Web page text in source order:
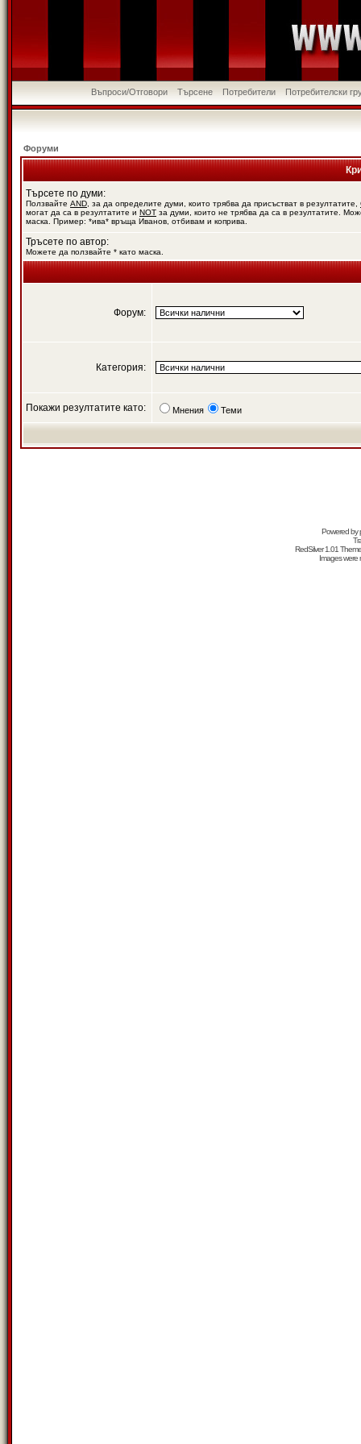
Въпроси/Отговори Търсене Потребители Потребителски
Форуми
Търсете по думи:
Ползвайте AND , за да определите думи, които трябва да присъстват в резултатите,
могат да са в резултатите и NOT за думи, които не трябва да са в резултатите.
маска. Пример: *ива* връща Иванов, отбивам и коприва.
Тръсете по автор:
Можете да ползвайте * като маска.
Форум:
Категория:
Покажи резултатите като: Мнения Теми
Powered by
RedSilver 1.01
Images were